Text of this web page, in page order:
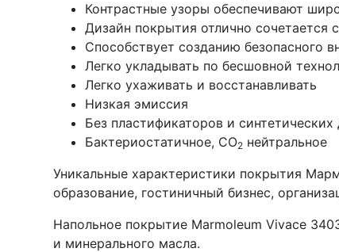
Контрастные узоры обеспечивают
Дизайн покрытия отлично сочетается
Способствует созданию безопасного
Легко укладывать по бесшовной
Легко ухаживать и восстанавливать
Низкая эмиссия
Без пластификаторов и
Бактериостатичное, CO2 нейтральное
Уникальные характеристики покрытия
образование, гостиничный бизнес,
Напольное покрытие Marmoleum Vivace
и минерального масла.